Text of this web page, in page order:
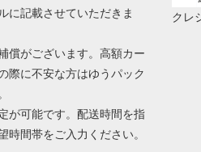
に記載させていただきま
償がございます。高額カー
際に不安な方はゆうパック
が可能です。配送時間を指
時間帯をご入力ください。
クレ